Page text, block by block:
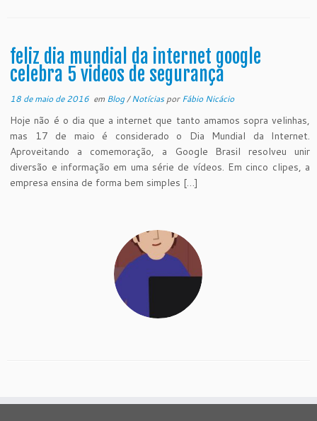
feliz dia mundial da internet google
celebra 5 videos de segurança
18 de maio de 2016 em Blog/NotíciasporFábio Nicácio
Hoje não é o dia que a internet que tanto amamos sopra velinhas,
mas 17 de maio é considerado o Dia Mundial da Internet.
Aproveitando a comemoração, a Google Brasil resolveu unir
diversão e informação em uma série de vídeos. Em cinco clipes, a
empresa ensina de forma bem simples […]